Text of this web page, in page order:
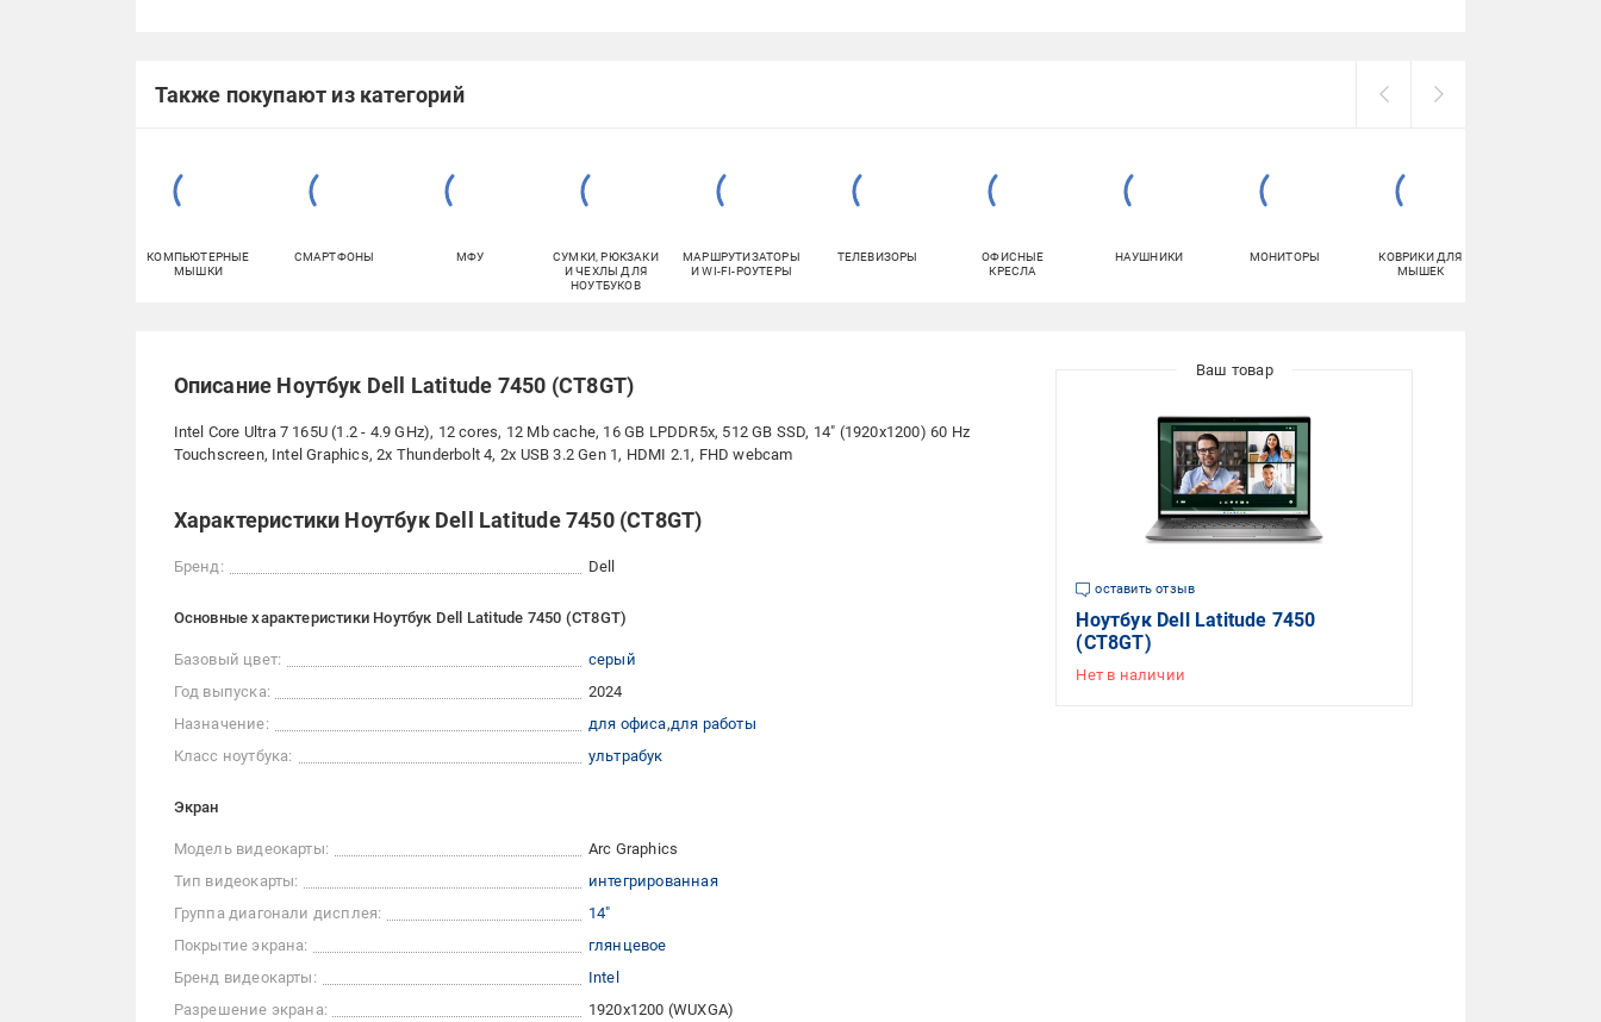
Также покупают из категорий
КОМПЬЮТЕРНЫЕ
МЫШКИ
СМАРТФОНЫ МФУ
СУМКИ, РЮКЗАКИ
И ЧЕХЛЫ ДЛЯ
НОУТБУКОВ
МАРШРУТИЗАТОРЫ
И WI-FI-РОУТЕРЫ
ТЕЛЕВИЗОРЫ
ОФИСНЫЕ
КРЕСЛА
НАУШНИКИ МОНИТОРЫ
КОВРИКИ ДЛЯ
МЫШЕК
Описание Ноутбук Dell Latitude 7450 (CT8GT)
Intel Core Ultra 7 165U (1.2 - 4.9 GHz), 12 cores, 12 Mb cache, 16 GB LPDDR5x, 512 GB SSD, 14" (1920x1200) 60 Hz
Touchscreen, Intel Graphics, 2x Thunderbolt 4, 2x USB 3.2 Gen 1, HDMI 2.1, FHD webcam
Характеристики Ноутбук Dell Latitude 7450 (CT8GT)
Бренд: Dell
Основные характеристики Ноутбук Dell Latitude 7450 (CT8GT)
Базовый цвет:
серый
Год выпуска:
2024
Назначение:
для офиса для работы
Класс ноутбука:
ультрабук
Экран
Модель видеокарты:
Arc Graphics
Тип видеокарты:
интегрированная
Группа диагонали дисплея:
14"
Покрытие экрана:
глянцевое
Бренд видеокарты:
Intel
Разрешение экрана:
1920x1200 (WUXGA)
оставить отзыв
Ноутбук Dell Latitude 7450
(CT8GT)
Нет в наличии